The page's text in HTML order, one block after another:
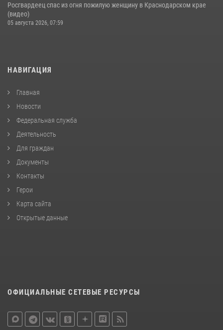
Росгвардеец спас из огня пожилую женщину в Краснодарском крае
(видео)
05 августа 2026, 07:59
НАВИГАЦИЯ
Главная
Новости
Федеральная служба
Деятельность
Для граждан
Документы
Контакты
Герои
Карта сайта
Открытые данные
ОФИЦИАЛЬНЫЕ СЕТЕВЫЕ РЕСУРСЫ